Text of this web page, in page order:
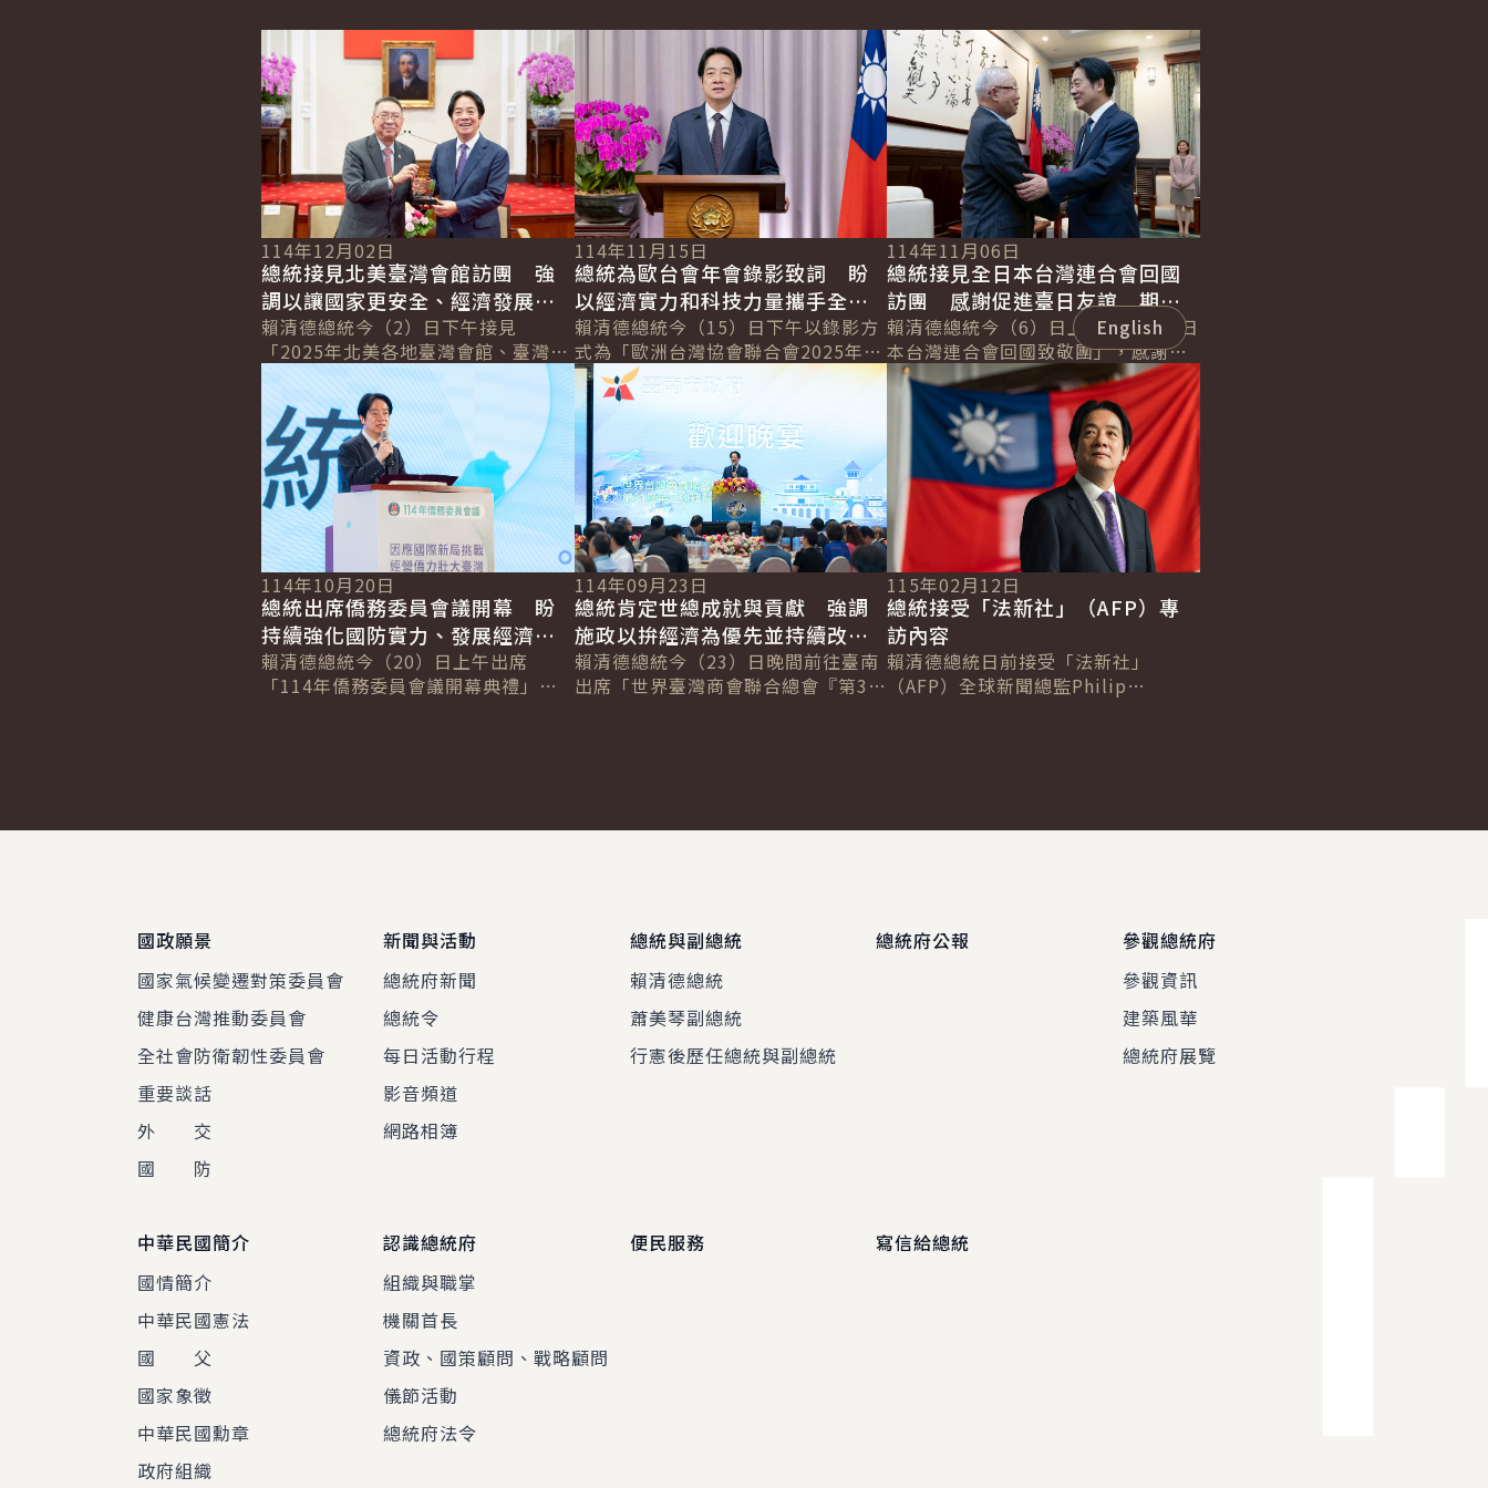
114年12月02日
總統接見北美臺灣會館訪團 強
調以讓國家更安全、經濟發展及
照顧人民為三大使命
賴清德總統今（2）日下午接見
「2025年北美各地臺灣會館、臺灣中
心暨臺灣協會回國訪問團」，感謝鄉
親長期在海外傳遞臺灣文化、美食與
熱情，促進與...
114年11月15日
總統為歐台會年會錄影致詞 盼
以經濟實力和科技力量攜手全球
民主陣營 為世界和平繁榮做出
更多貢獻
賴清德總統今（15）日下午以錄影方
式為「歐洲台灣協會聯合會2025年
會」致詞，感謝歐台會發揮影響力，
提高臺灣的國際能見度。並表示，面
對威權主...
詳細內容
114年11月06日
總統接見全日本台灣連合會回國
訪團 感謝促進臺日友誼 期待
共同為深化臺日夥伴關係而努力
賴清德總統今（6）日上午接見「全日
本台灣連合會回國致敬團」，感謝
「全台連」凝聚旅日僑界的力量，促
進臺日友好。並表示，臺灣與日本是
相互扶持的夥...
詳細內容
114年10月20日
總統出席僑務委員會議開幕 盼
持續強化國防實力、發展經濟並
照顧人民生活
賴清德總統今（20）日上午出席
「114年僑務委員會議開幕典禮」，
詳細內容
114年09月23日
總統肯定世總成就與貢獻 強調
施政以拚經濟為優先並持續改善
投資環境
賴清德總統今（23）日晚間前往臺南
出席「世界臺灣商會聯合總會『第31
詳細內容
115年02月12日
總統接受「法新社」（AFP）專
訪內容
賴清德總統日前接受「法新社」
（AFP）全球新聞總監Philip
English
國政願景
國家氣候變遷對策委員會
健康台灣推動委員會
全社會防衛韌性委員會
重要談話
外 交
國 防
新聞與活動
總統府新聞
總統令
每日活動行程
影音頻道
網路相簿
總統與副總統
賴清德總統
蕭美琴副總統
行憲後歷任總統與副總統
總統府公報
參觀總統府
參觀資訊
建築風華
總統府展覽
中華民國簡介
國情簡介
中華民國憲法
國 父
國家象徵
中華民國勳章
政府組織
認識總統府
組織與職掌
機關首長
資政、國策顧問、戰略顧問
儀節活動
總統府法令
便民服務 寫信給總統